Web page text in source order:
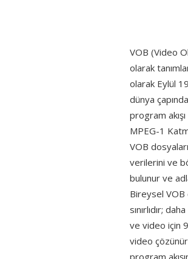
VOB (Video
olarak
olarak Eylül
dünya
program
MPEG-1
VOB
verilerini ve
bulunur ve
Bireysel VOB
sınırlıdır;
ve video için
video
program